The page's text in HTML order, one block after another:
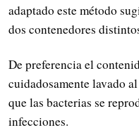
adaptado este método
dos contenedores
De preferencia el
cuidadosamente lavado
que las bacterias se
infecciones.